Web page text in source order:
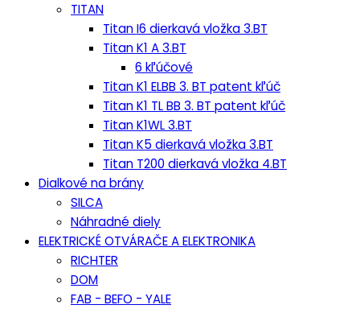
TITAN
Titan I6 dierkavá vložka 3.BT
Titan K1 A 3.BT
6 kľúčové
Titan K1 ELBB 3. BT patent kľúč
Titan K1 TL BB 3. BT patent kľúč
Titan K1WL 3.BT
Titan K5 dierkavá vložka 3.BT
Titan T200 dierkavá vložka 4.BT
Dialkové na brány
SILCA
Náhradné diely
ELEKTRICKÉ OTVÁRAČE A ELEKTRONIKA
RICHTER
DOM
FAB - BEFO - YALE